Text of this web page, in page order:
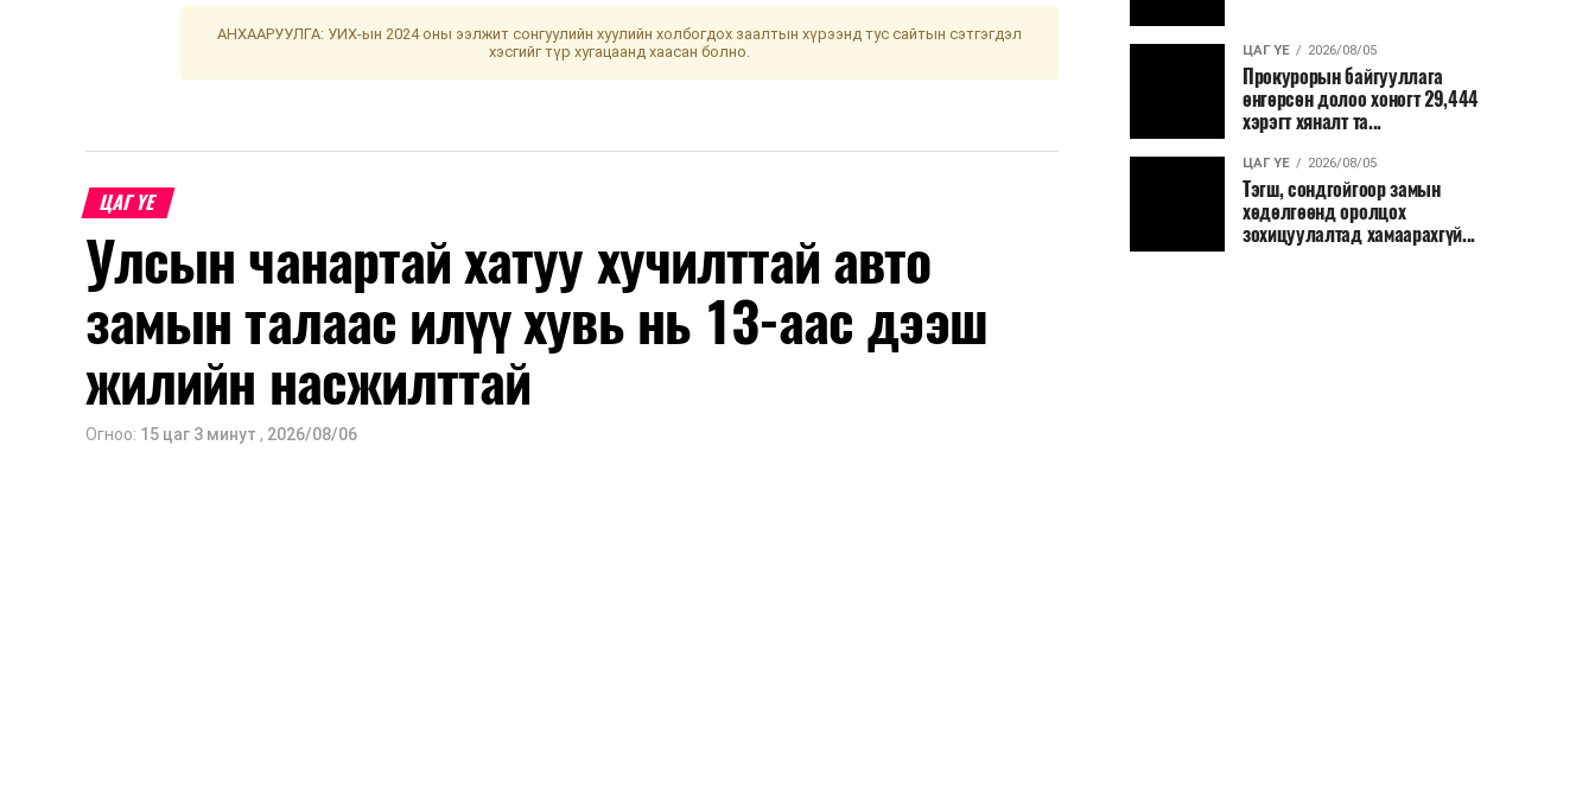
АНХААРУУЛГА: УИХ-ын 2024 оны ээлжит сонгуулийн хуулийн холбогдох заалтын хүрээнд тус сайтын сэтгэгдэл
хэсгийг түр хугацаанд хаасан болно.
ЦАГ ҮЕ
Улсын чанартай хатуу хучилттай авто
замын талаас илүү хувь нь 13-аас дээш
жилийн насжилттай
Огноо: 15 цаг 3 минут , 2026/08/06
ЦАГ ҮЕ 2026/08/05
Прокурорын байгууллага
өнгөрсөн долоо хоногт 29,444
хэрэгт хяналт та...
ЦАГ ҮЕ 2026/08/05
Тэгш, сондгойгоор замын
хөдөлгөөнд оролцох
зохицуулалтад хамаарахгүй...